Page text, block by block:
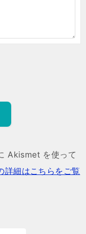
Akismet を使って
詳細はこちらをご覧